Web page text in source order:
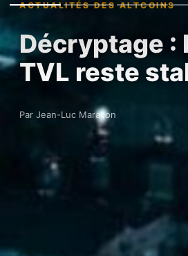
ACTUALITÉS DES ALTCOINS
Décryptage :
TVL reste
Par Jean-Luc Maracon